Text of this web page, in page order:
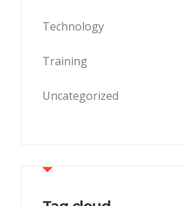
Technology
Training
Uncategorized